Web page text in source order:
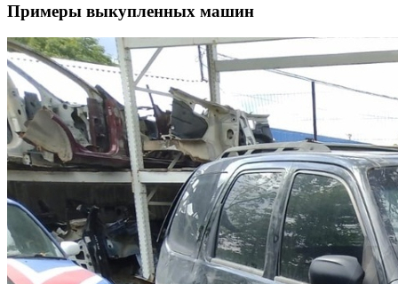
Примеры выкупленных машин